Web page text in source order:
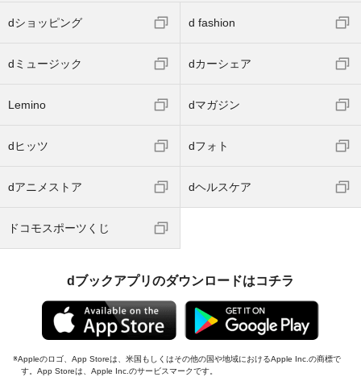
dショッピング d fashion
dミュージック dカーシェア
Lemino dマガジン
dヒッツ dフォト
dアニメストア dヘルスケア
ドコモスポーツくじ
dブックアプリのダウンロードはコチラ
Appleのロゴ、App Storeは、米国もしくはその他の国や地域におけるApple Inc.の商標で
す。App Storeは、Apple Inc.のサービスマークです。